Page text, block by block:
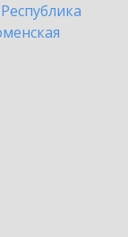
Республика